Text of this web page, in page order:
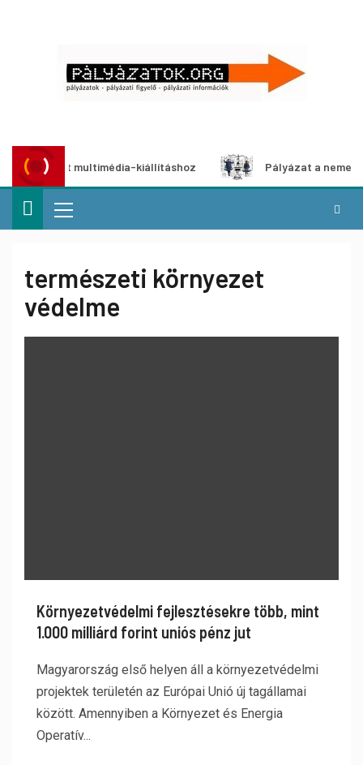
multimédia-kiállításhoz Pályázat a nemek
természeti környezet
védelme
Környezetvédelmi fejlesztésekre több, mint
1.000 milliárd forint uniós pénz jut
Magyarország első helyen áll a környezetvédelmi
projektek területén az Európai Unió új tagállamai
között. Amennyiben a Környezet és Energia
Operatív...